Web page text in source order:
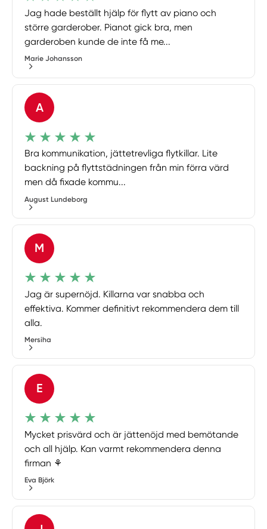
Jag hade beställt hjälp för flytt av piano och
större garderober. Pianot gick bra, men
garderoben kunde de inte få me...
Marie Johansson
A
Bra kommunikation, jättetrevliga flytkillar. Lite
backning på flyttstädningen från min förra värd
men då fixade kommu...
August Lundeborg
M
Jag är supernöjd. Killarna var snabba och
effektiva. Kommer definitivt rekommendera dem till
alla.
Mersiha
E
Mycket prisvärd och är jättenöjd med bemötande
och all hjälp. Kan varmt rekommendera denna
firman ⚘
Eva Björk